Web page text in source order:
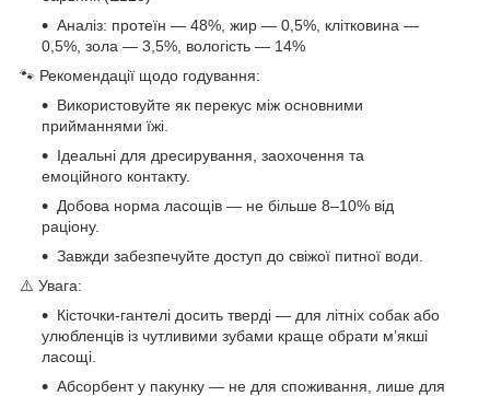
Аналіз: протеїн — 48%, жир — 0,5%, клітковина —
0,5%, зола — 3,5%, вологість — 14%
🐾 Рекомендації щодо годування:
Використовуйте як перекус між основними
прийманнями їжі.
Ідеальні для дресирування, заохочення та
емоційного контакту.
Добова норма ласощів — не більше 8–10% від
раціону.
Завжди забезпечуйте доступ до свіжої питної води.
⚠️ Увага:
Кісточки-гантелі досить тверді — для літніх собак або
улюбленців із чутливими зубами краще обрати м’якші
ласощі.
Абсорбент у пакунку — не для споживання, лише для